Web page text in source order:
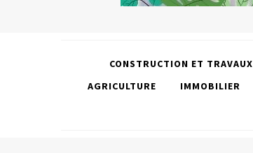
CONSTRUCTION ET TRAVAUX
AGRICULTURE
IMMOBILIER